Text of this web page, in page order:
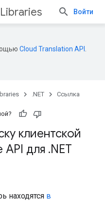
Войти
Cloud Translation API
.NET Ссылка
клиентской
API для .NET
находятся в